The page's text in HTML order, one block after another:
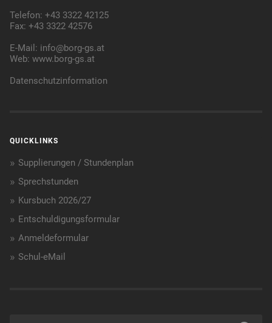
Telefon: +43 3322 42125
Fax: +43 3322 42576
E-Mail: info@borg-gs.at
Web:www.borg-gs.at
Datenschutzinformation
QUICKLINKS
Supplierungen / Stundenplan
Sprechstunden
Kursbuch 2026/27
Entschuldigungsformular
Anmeldeformular
Schul-eMail